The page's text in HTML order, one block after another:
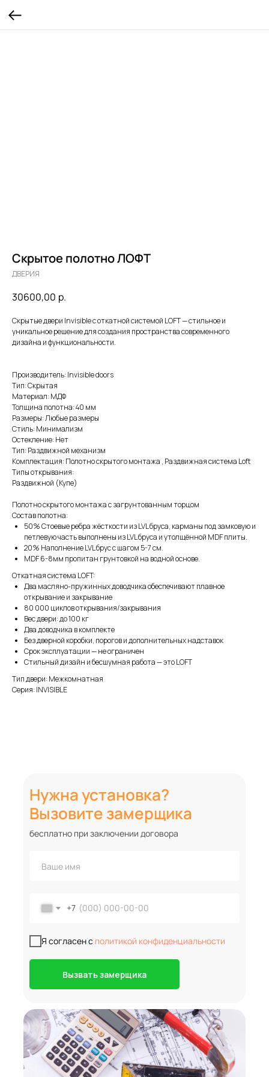
Скрытое полотно ЛОФТ
ДВЕРИЯ
30600,00 р.
Скрытые двери Invisible с откатной системой LOFT — cтильное и
уникальное решение для создания пространства современного
дизайна и функциональности.
Производитель: Invisible doors
Тип: Скрытая
Материал: МДФ
Толщина полотна: 40 мм
Размеры: Любые размеры
Стиль: Минимализм
Остекление: Нет
Тип: Раздвижной механизм
Комплектация: Полотно скрытого монтажа , Раздвижная система Loft
Типы открывания:
Раздвижной (Купе)
Полотно скрытого монтажа с загрунтованным торцом
Состав полотна:
50% Стоевые ребра жёсткости из LVL бруса, карманы под замковую и
петлевую часть выполнены из LVL бруса и утолщённой MDF плиты.
20% Наполнение LVL брус с шагом 5-7 см.
MDF 6-8мм пропитан грунтовкой на водной основе.
Откатная система LOFT:
Два масляно-пружинных доводчика обеспечивают плавное
открывание и закрывание
80 000 циклов открывания/закрывания
Вес двери: до 100 кг
Два доводчика в комплекте
Без дверной коробки, порогов и дополнительных надставок
Срок эксплуатации — не ограничен
Стильный дизайн и бесшумная работа — это LOFT
Тип двери: Межкомнатная
Серия: INVISIBLE
Нужна установка?
Вызовите замерщика
+7
Я согласен с политикой конфиденциальности
Вызвать замерщика
бесплатно при заключении договора